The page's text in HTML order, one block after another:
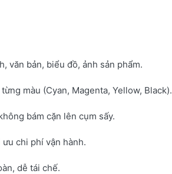
văn bản, biểu đồ, ảnh sản phẩm.
màu (Cyan, Magenta, Yellow, Black).
bám cặn lên cụm sấy.
chi phí vận hành.
dễ tái chế.